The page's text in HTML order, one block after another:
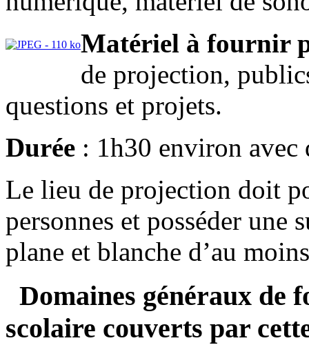
Matériel à fournir
de projection,
questions et projets.
Durée : 1h30 environ avec
Le lieu de projection doit
personnes et posséder une
plane et blanche d’au
Domaines généraux de
scolaire couverts par